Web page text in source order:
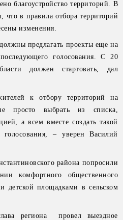
благоустройство территорий. В
что в правила отбора территорий
изменения.
предлагать проекты еще на
голосования. С 20
должен стартовать, дал
к отбору территорий на
просто выбрать из списка,
а всем вместе создать такой
– уверен Василий
района попросили
комфортного общественного
детской площадками в сельском
региона провел выездное